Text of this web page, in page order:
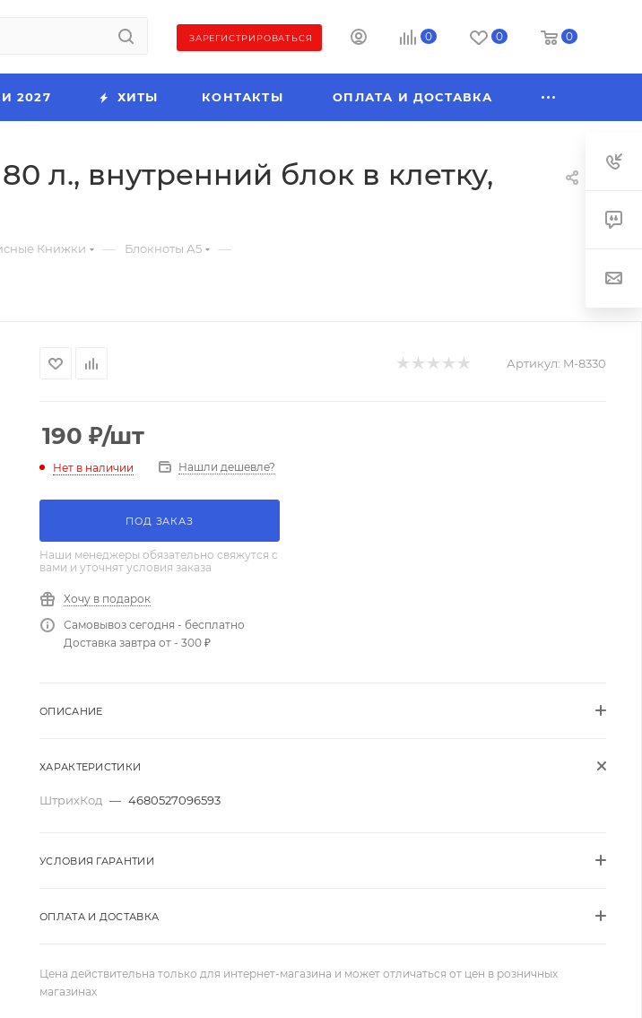
ЗАРЕГИСТРИРОВАТЬСЯ 0 0 0
2027 ХИТЫ КОНТАКТЫ ОПЛАТА И ДОСТАВКА
л., внутренний блок в клетку,
Книжки — Блокноты А5 —
Артикул: M-8330
190 ₽/шт
Нет в наличии Нашли дешевле?
ПОД ЗАКАЗ
Наши менеджеры обязательно свяжутся с
вами и уточнят условия заказа
Хочу в подарок
Самовывоз сегодня - бесплатно
Доставка завтра от - 300 ₽
ОПИСАНИЕ
ХАРАКТЕРИСТИКИ
ШтрихКод — 4680527096593
УСЛОВИЯ ГАРАНТИИ
ОПЛАТА И ДОСТАВКА
Цена действительна только для интернет-магазина и может отличаться от цен в розничных
магазинах